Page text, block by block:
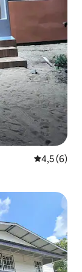
Vidutinis
4,5 (6)